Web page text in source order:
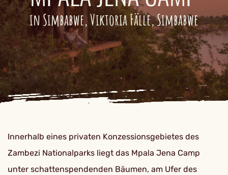
in Simbabwe, Viktoria Fälle, Simbabwe
Innerhalb eines privaten Konzessionsgebietes des
Zambezi Nationalparks liegt das Mpala Jena Camp
unter schattenspendenden Bäumen, am Ufer des